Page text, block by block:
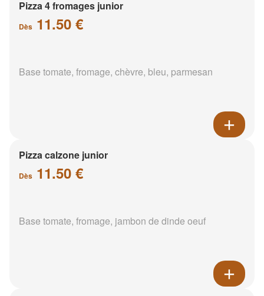
Pizza 4 fromages junior
Dès 11.50 €
Base tomate, fromage, chèvre, bleu, parmesan
Pizza calzone junior
Dès 11.50 €
Base tomate, fromage, jambon de dinde oeuf